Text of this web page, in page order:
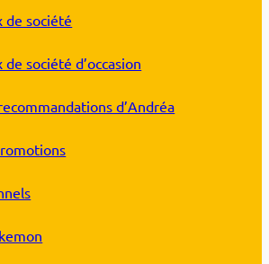
de société
de société d’occasion
d’Andréa